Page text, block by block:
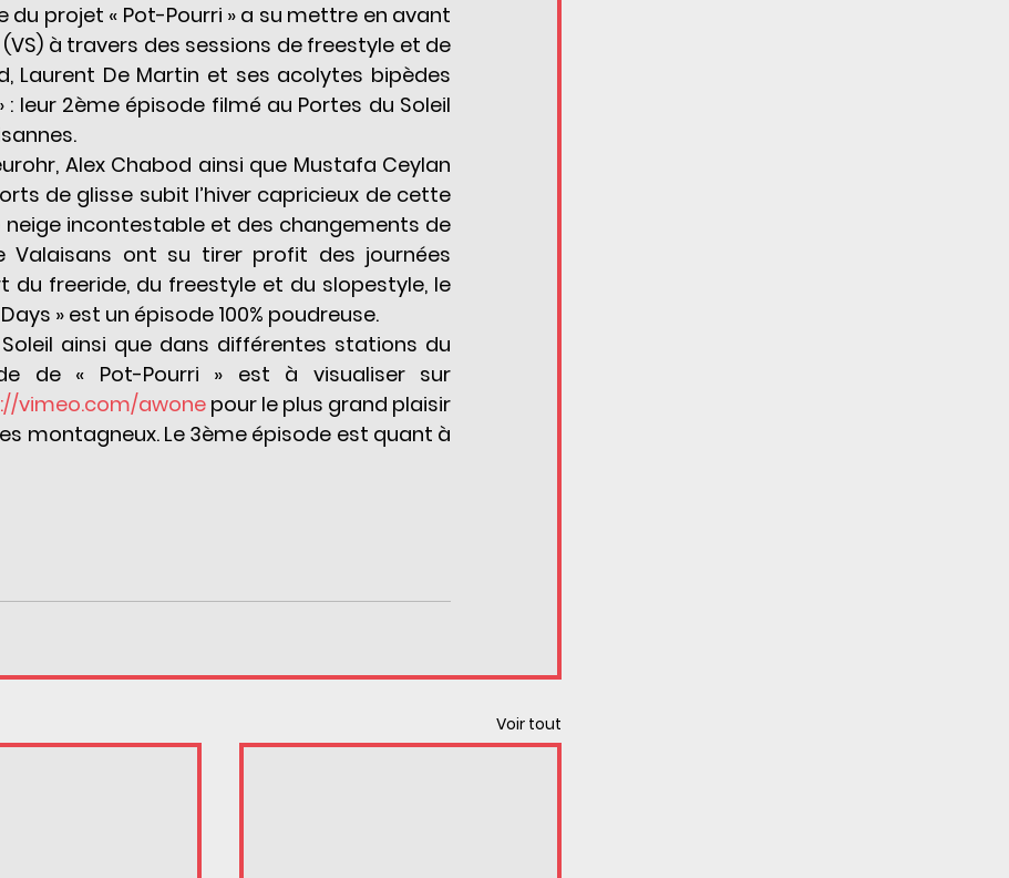
projet « Pot-Pourri » a su mettre en avant
à travers des sessions de freestyle et de
Laurent De Martin et ses acolytes bipèdes
leur 2ème épisode filmé au Portes du Soleil
Alex Chabod ainsi que Mustafa Ceylan
de glisse subit l’hiver capricieux de cette
neige incontestable et des changements de
Valaisans ont su tirer profit des journées
du freeride, du freestyle et du slopestyle, le
» est un épisode 100% poudreuse.
ainsi que dans différentes stations du
vimeo.com/awone pour le plus grand plaisir
montagneux. Le 3ème épisode est quant à
Voir tout